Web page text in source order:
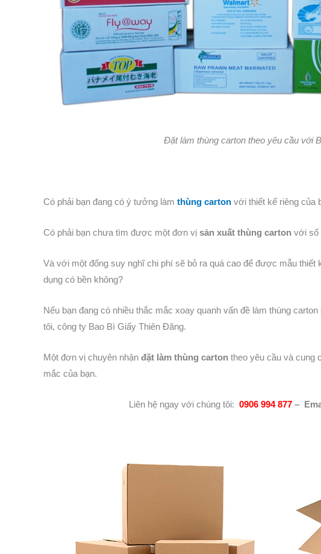
Đặt làm thùng carton theo yêu cầu với
Có phải bạn đang có ý tưởng làm thùng carton với thiết kế riêng của
Có phải bạn chưa tìm được một đơn vị sản xuất thùng carton với số
Và với một đống suy nghĩ chi phí sẽ bỏ ra quá cao để được mẫu
dụng có bền không?
Nếu bạn đang có nhiều thắc mắc xoay quanh vấn đề làm thùng
tôi, công ty Bao Bì Giấy Thiên Đăng.
Một đơn vị chuyên nhận đặt làm thùng carton theo yêu cầu và cung
mắc của bạn.
Liên hệ ngay với chúng tôi: 0906 994 877 –